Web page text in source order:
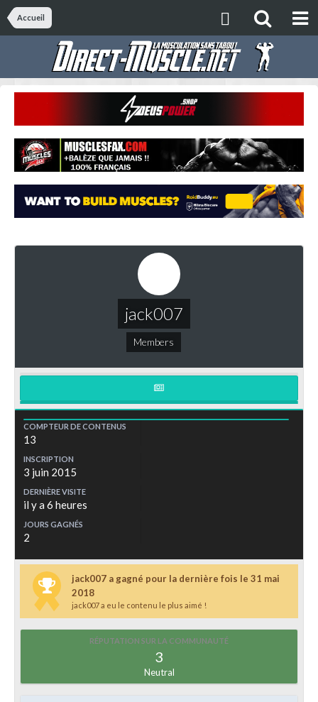
Accueil
jack007
Members
COMPTEUR DE CONTENUS
13
INSCRIPTION
3 juin 2015
DERNIÈRE VISITE
il y a 6 heures
JOURS GAGNÉS
2
jack007 a gagné pour la dernière fois le 31 mai
2018
jack007 a eu le contenu le plus aimé !
RÉPUTATION SUR LA COMMUNAUTÉ
3
Neutral